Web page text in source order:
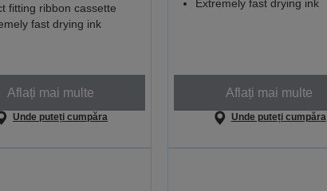
fitting ribbon cassette
fast drying ink
Aflați mai multe
Unde puteți cumpăra
Extremely fast drying ink
Aflați mai multe
Unde puteți cumpăra